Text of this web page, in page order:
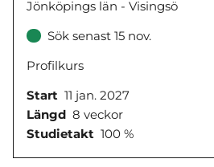
Jönköpings län - Visingsö
Sök senast 15 nov.
Profilkurs
Start 11 jan. 2027
Längd 8 veckor
Studietakt 100 %